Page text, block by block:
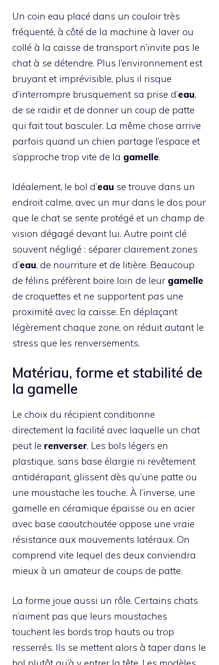
Un coin eau placé dans un couloir très
fréquenté, à côté de la machine à laver ou
collé à la caisse de transport n’invite pas le
chat à se détendre. Plus l’environnement est
bruyant et imprévisible, plus il risque
d’interrompre brusquement sa prise d’eau,
de se raidir et de donner un coup de patte
qui fait tout basculer. La même chose arrive
parfois quand un chien partage l’espace et
s’approche trop vite de la gamelle.
Idéalement, le bol d’eau se trouve dans un
endroit calme, avec un mur dans le dos pour
que le chat se sente protégé et un champ de
vision dégagé devant lui. Autre point clé
souvent négligé : séparer clairement zones
d’eau, de nourriture et de litière. Beaucoup
de félins préfèrent boire loin de leur gamelle
de croquettes et ne supportent pas une
proximité avec la caisse. En déplaçant
légèrement chaque zone, on réduit autant le
stress que les renversements.
Matériau, forme et stabilité de
la gamelle
Le choix du récipient conditionne
directement la facilité avec laquelle un chat
peut le renverser. Les bols légers en
plastique, sans base élargie ni revêtement
antidérapant, glissent dès qu’une patte ou
une moustache les touche. À l’inverse, une
gamelle en céramique épaisse ou en acier
avec base caoutchoutée oppose une vraie
résistance aux mouvements latéraux. On
comprend vite lequel des deux conviendra
mieux à un amateur de coups de patte.
La forme joue aussi un rôle. Certains chats
n’aiment pas que leurs moustaches
touchent les bords trop hauts ou trop
resserrés. Ils se mettent alors à taper dans le